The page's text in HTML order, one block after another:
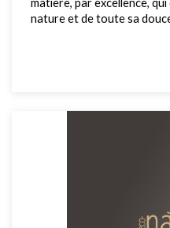
matière, par excellence,
nature et de toute sa